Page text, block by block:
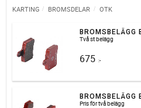
KARTING BROMSDELAR OTK
BROMSBELÄGG
Två st belägg
675 :-
BROMSBELÄGG
Pris för två belägg